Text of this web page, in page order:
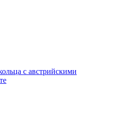
с австрийскими